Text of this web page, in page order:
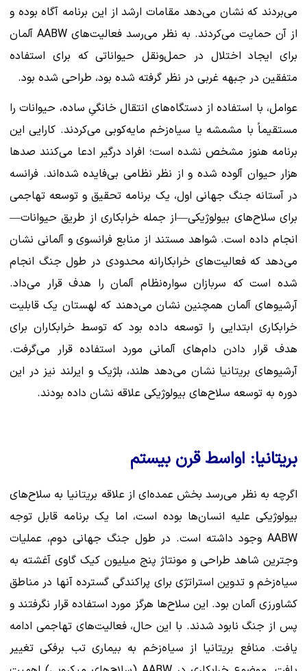
می‌بردند که نشان می‌دهد مقامات ارشد از این برنامه آگاه بوده و
از آن حمایت می‌کردند. به نظر می‌رسد فعالیت‌های AABW آلمان
برای ایجاد اختلال در حمل‌ونقل حیواناتی که برای استفاده
متفقین در جبهه غربی در نظر گرفته شده بود، طراحی شده بود.
عوامل، با استفاده از دستگاه‌های انتقال خانگیِ ساده، حیوانات را
مستقیماً با مشمشه یا سیاه‌زخم مایه‌کوبی می‌کردند. کارایی این
برنامه هنوز مشخص نشده است؛ افراد درگیر ادعا می‌کنند صدها
هزار حیوان آلوده شده و از نظر نظامی بی‌فایده شده‌اند. فرانسه
در آستانه جنگ جهانی اول، یک برنامه تحقیق و توسعه تهاجمی
برای سلاح‌های بیولوژیکی—از جمله خرابکاری از طریق حیوانات—
انجام داده است. شواهد مستند از منابع فرانسوی و آلمانی نشان
می‌دهد که فعالیت‌های خرابکارانه محدودی در طول جنگ انجام
شده است که سربازان سواره‌نظام آلمان را هدف قرار می‌داد.
آرشیوهای آلمان همچنین نشان می‌دهند که لهستان یک قابلیت
خرابکاری ابتدایی را توسعه داده بود که توسط خرابکاران برای
هدف قرار دادن دام‌های آلمانی مورد استفاده قرار می‌گرفت.
آرشیوهای بریتانیا نشان می‌دهد هلند، بلژیک و ایرلند نیز در این
دوره به توسعه سلاح‌های بیولوژیکی علاقه نشان داده بودند.
بریتانیا: اواسط قرن بیستم
اگرچه به نظر می‌رسد بخش عمده‌ای از علاقه بریتانیا به سلاح‌های
بیولوژیکی علیه انسان‌ها بوده است، اما یک برنامه قابل توجه
AABW وجود داشته است. در طول جنگ جهانی دوم، عملیات
وجترین شاهد طراحی و مونتاژ پنج میلیون کیک گاوی آغشته به
سیاه‌زخم و تدوین استراتژی برای پراکندگی گسترده آنها در مناطق
کشاورزی آلمان بود. این سلاح‌ها هرگز مورد استفاده قرار نگرفتند و
پس از جنگ نابود شدند. با این حال، فعالیت‌های تهاجمی ادامه
یافت. منافع بریتانیا از سیاه‌زخم به بیماری تب برفکی تغییر